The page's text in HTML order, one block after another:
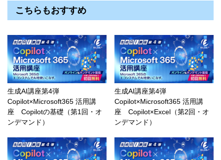
こちらもおすすめ
生成AI講座第4弾
Copilot×Microsoft365 活用講
座 Copilotの基礎（第1回・オ
ンデマンド）
生成AI講座第4弾
Copilot×Microsoft365 活用講
座 Copilot×Excel（第2回・オ
ンデマンド）